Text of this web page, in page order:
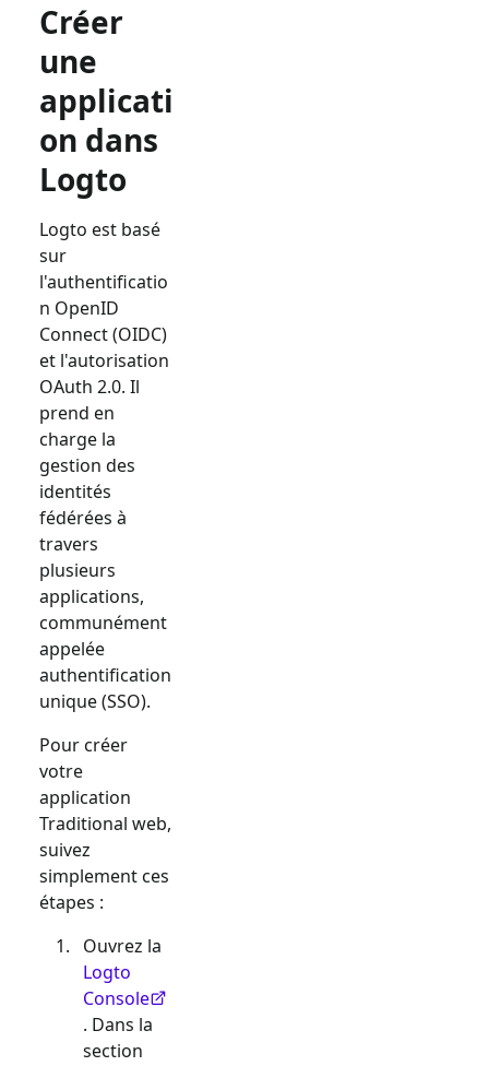
Créer
une
applicati
on dans
Logto
Logto est basé
sur
l'authentificatio
n OpenID
Connect (OIDC)
et l'autorisation
OAuth 2.0. Il
prend en
charge la
gestion des
identités
fédérées à
travers
plusieurs
applications,
communément
appelée
authentification
unique (SSO).
Pour créer
votre
application
Traditional web,
suivez
simplement ces
étapes :
Ouvrez la
Logto
Console
. Dans la
section